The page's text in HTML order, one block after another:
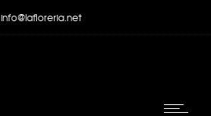
info@lafloreria.net